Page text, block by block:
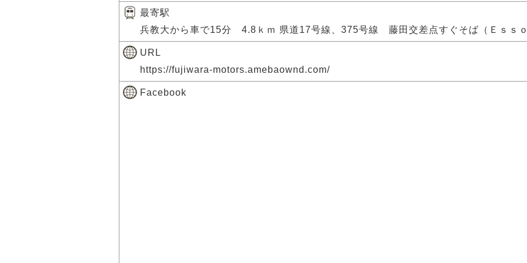
最寄駅
兵教大から車で15分 4.8ｋｍ 県道17号線、375号線 藤田交差点すぐそば（Ｅｓｓｏ
URL
https://fujiwara-motors.amebaownd.com/
Facebook